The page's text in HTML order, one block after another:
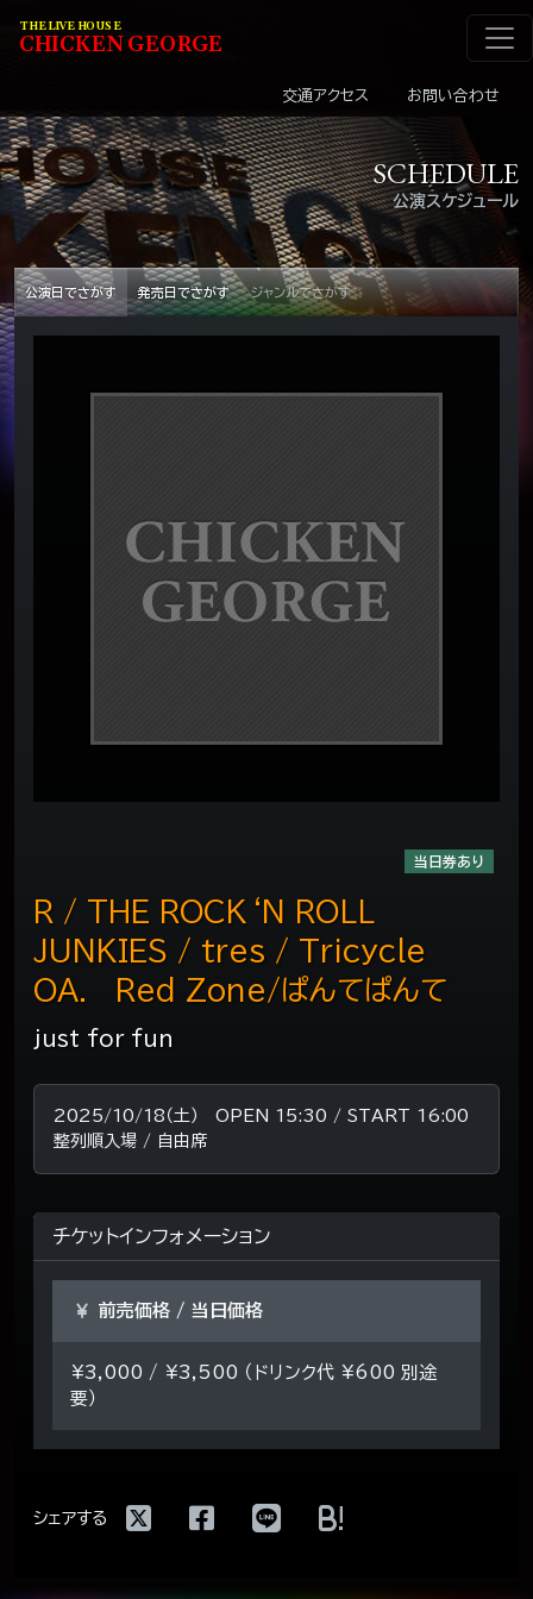
メインナビゲーショ
THE LIVE HOUSE
CHICKENGEORGE
交通アクセス お問い合わせ
公演スケジュール
SCHEDULE
公演日でさがす 発売日でさがす ジャンルでさがす
当日券あり
just for fun
R / THE ROCK‘N ROLL
JUNKIES / tres / Tricycle
OA. Red Zone/ぱんてぱんて
2025/10/18（土） OPEN 15:30 / START 16:00
整列順入場 / 自由席
チケットインフォメーション
前売価格 / 当日価格
¥3,000 / ¥3,500 （ドリンク代 ¥600 別途
要）
シェアする !